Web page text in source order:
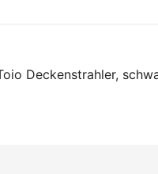
Deckenstrahler,